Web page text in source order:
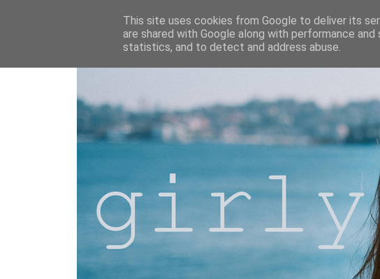
This site uses cookies from Google to deliver its
are shared with Google along with performance
statistics, and to detect and address abuse.